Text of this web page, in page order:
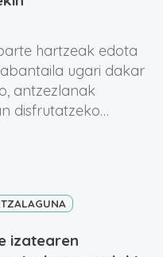
hartzeak edota
ugari dakar
antzezlanak
disfrutatzeko…
izatearen